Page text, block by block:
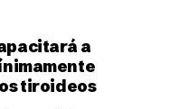
a
tiroideos